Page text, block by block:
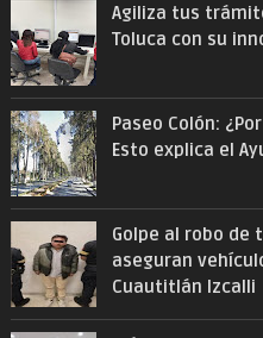
Agiliza tus
Toluca con su
Paseo Colón:
Esto explica el
Golpe al robo de
aseguran
Cuautitlán Izcalli